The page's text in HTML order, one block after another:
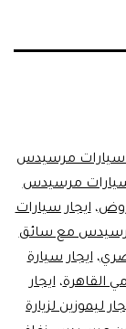
سيارات مرسيدس
سيارات مرسيدس
،ايجار سيارات
مع سائق
،ايجار سيارة
القاهرة،ايجار
ليموزين لزيارة